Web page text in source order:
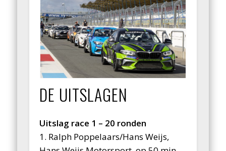
DE UITSLAGEN
Uitslag race 1 – 20 ronden
1. Ralph Poppelaars/Hans Weijs,